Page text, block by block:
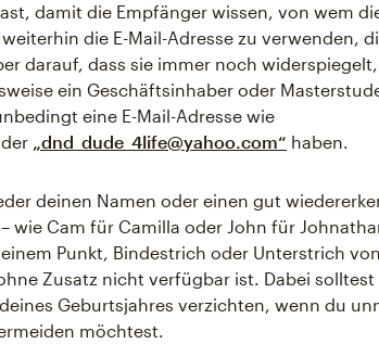
damit die Empfänger wissen, von wem
die E-Mail-Adresse zu verwenden,
darauf, dass sie immer noch
ein Geschäftsinhaber oder
eine E-Mail-Adresse wie
„dnd_dude_4life@yahoo.com“ haben.
deinen Namen oder einen gut
wie Cam für Camilla oder John für
Punkt, Bindestrich oder Unterstrich
Zusatz nicht verfügbar ist. Dabei solltest
Geburtsjahres verzichten, wenn du
möchtest.